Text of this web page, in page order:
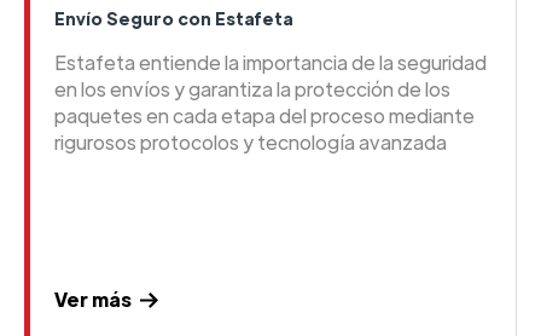
Envío Seguro con Estafeta
Estafeta entiende la importancia de la seguridad
en los envíos y garantiza la protección de los
paquetes en cada etapa del proceso mediante
rigurosos protocolos y tecnología avanzada
Ver más